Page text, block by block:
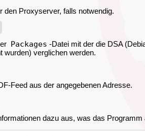
den Proxyserver, falls notwendig.
Packages -Datei mit der die DSA
wurden) verglichen werden.
Feed aus der angegebenen Adresse.
dazu aus, was das